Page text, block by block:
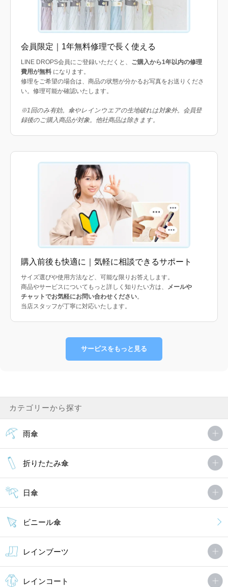
会員限定｜1年無料修理で長く使える
LINE DROPS会員にご登録いただくと、 ご購入から1年以内の修理
費用が無料 になります。
修理をご希望の場合は、商品の状態が分かるお写真をお送りくださ
い。修理可能か確認いたします。
※1回のみ有効。傘やレインウエアの生地破れは対象外。会員登
録後のご購入商品が対象。他社商品は除きます。
購入前後も快適に｜気軽に相談できるサポート
サイズ選びや使用方法など、可能な限りお答えします。
商品やサービスについてもっと詳しく知りたい方は、 メールや
チャットでお気軽にお問い合わせください。
当店スタッフが丁寧に対応いたします。
サービスをもっと見る
カテゴリーから探す
雨傘
折りたたみ傘
日傘
ビニール傘
レインブーツ
レインコート